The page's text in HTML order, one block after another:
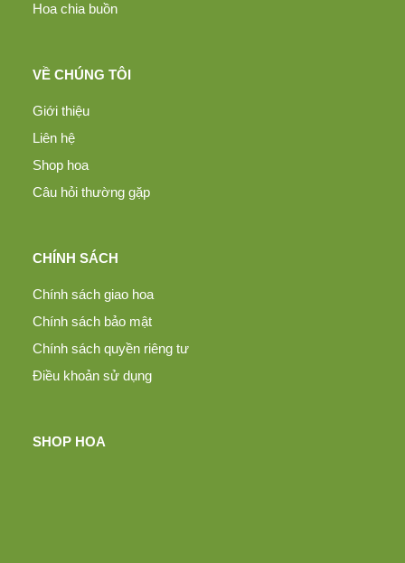
Hoa chia buồn
VỀ CHÚNG TÔI
Giới thiệu
Liên hệ
Shop hoa
Câu hỏi thường gặp
CHÍNH SÁCH
Chính sách giao hoa
Chính sách bảo mật
Chính sách quyền riêng tư
Điều khoản sử dụng
SHOP HOA